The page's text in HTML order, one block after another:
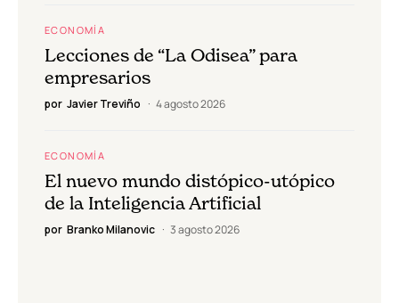
ECONOMÍA
Lecciones de “La Odisea” para
empresarios
por Javier Treviño 4 agosto 2026
ECONOMÍA
El nuevo mundo distópico-utópico
de la Inteligencia Artificial
por Branko Milanovic 3 agosto 2026